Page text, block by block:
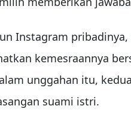
Instagram
kemesraannya
unggahan itu,
suami istri.